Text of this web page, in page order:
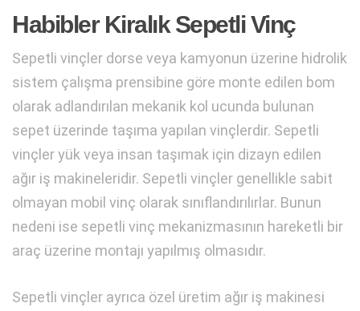
Habibler Kiralık Sepetli Vinç
Sepetli vinçler dorse veya kamyonun üzerine hidrolik
sistem çalışma prensibine göre monte edilen bom
olarak adlandırılan mekanik kol ucunda bulunan
sepet üzerinde taşıma yapılan vinçlerdir. Sepetli
vinçler yük veya insan taşımak için dizayn edilen
ağır iş makineleridir. Sepetli vinçler genellikle sabit
olmayan mobil vinç olarak sınıflandırılırlar. Bunun
nedeni ise sepetli vinç mekanizmasının hareketli bir
araç üzerine montajı yapılmış olmasıdır.
Sepetli vinçler ayrıca özel üretim ağır iş makinesi